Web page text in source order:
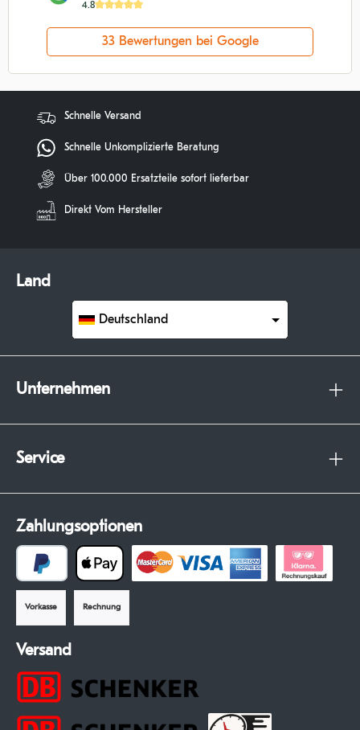
4.8
33 Bewertungen bei Google
Schnelle Versand
Schnelle Unkomplizierte Beratung
Über 100.000 Ersatzteile sofort lieferbar
Direkt Vom Hersteller
Land
Deutschland
Unternehmen
Service
Zahlungsoptionen
Vorkasse Rechnung
Versand